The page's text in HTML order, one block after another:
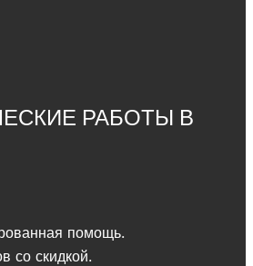
РАБОТЫ В
помощь.
со скидкой.